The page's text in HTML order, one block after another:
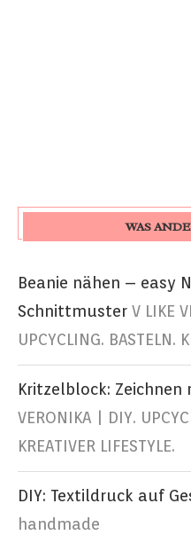
WAS
Beanie nähen – easy
Schnittmuster V LIKE
UPCYCLING. BASTELN.
Kritzelblock: Zeichnen
VERONIKA | DIY.
KREATIVER LIFESTYLE.
DIY: Textildruck auf
handmade